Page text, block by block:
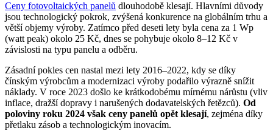
Ceny fotovoltaických panelů dlouhodobě klesají. Hlavními důvody
jsou technologický pokrok, zvýšená konkurence na globálním trhu a
větší objemy výroby. Zatímco před deseti lety byla cena za 1 Wp
(watt peak) okolo 25 Kč, dnes se pohybuje okolo 8–12 Kč v
závislosti na typu panelu a odběru.
Zásadní pokles cen nastal mezi lety 2016–2022, kdy se díky
čínským výrobcům a modernizaci výroby podařilo výrazně snížit
náklady. V roce 2023 došlo ke krátkodobému mírnému nárůstu (vliv
inflace, dražší dopravy i narušených dodavatelských řetězců). Od
poloviny roku 2024 však ceny panelů opět klesají, zejména díky
přetlaku zásob a technologickým inovacím.